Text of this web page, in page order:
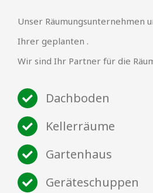
Unser Räumungsunternehmen
Ihrer geplanten .
Wir sind Ihr Partner für die
Dachboden
Kellerräume
Gartenhaus
Geräteschuppen